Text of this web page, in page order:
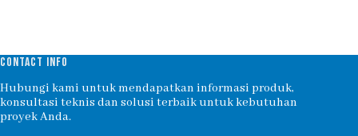
CONTACT INFO
Hubungi kami untuk mendapatkan informasi produk,
konsultasi teknis dan solusi terbaik untuk kebutuhan
proyek Anda.